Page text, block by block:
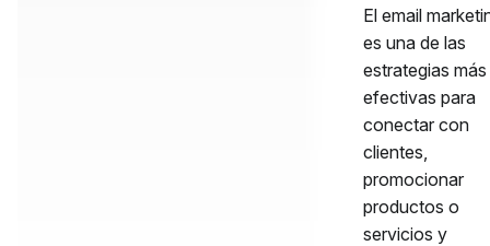
El email
es una de las
estrategias más
efectivas para
conectar con
clientes,
promocionar
productos o
servicios y